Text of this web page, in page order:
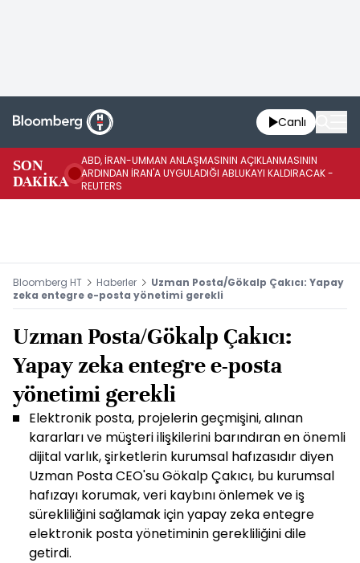
Canlı
SON
DAKİKA
ABD, İRAN-UMMAN ANLAŞMASININ AÇIKLANMASININ
ARDINDAN İRAN'A UYGULADIĞI ABLUKAYI KALDIRACAK -
REUTERS
Bloomberg HT Haberler
Uzman Posta/Gökalp Çakıcı: Yapay
zeka entegre e-posta yönetimi gerekli
Uzman Posta/Gökalp Çakıcı:
Yapay zeka entegre e-posta
yönetimi gerekli
Elektronik posta, projelerin geçmişini, alınan
kararları ve müşteri ilişkilerini barındıran en önemli
dijital varlık, şirketlerin kurumsal hafızasıdır diyen
Uzman Posta CEO'su Gökalp Çakıcı, bu kurumsal
hafızayı korumak, veri kaybını önlemek ve iş
sürekliliğini sağlamak için yapay zeka entegre
elektronik posta yönetiminin gerekliliğini dile
getirdi.